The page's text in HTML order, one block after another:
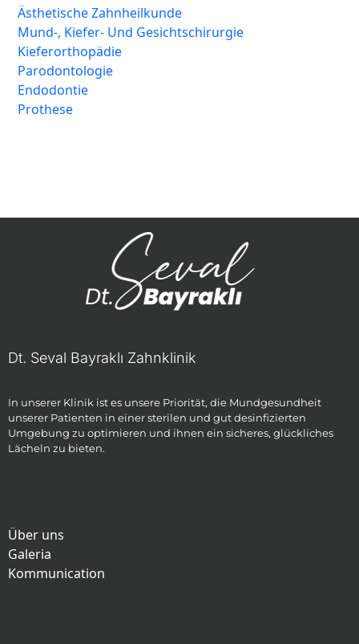
Ästhetische Zahnheilkunde
Mund-, Kiefer- Und Gesichtschirurgie
Kieferorthopädie
Parodontologie
Endodontie
Prothese
Dt. Seval Bayraklı Zahnklinik
In unserer Klinik ist es unsere Priorität, die Mundgesundheit
unserer Patienten in einer sterilen und gut desinfizierten
Umgebung zu optimieren und ihnen ein sicheres, glückliches
Lächeln zu bieten.
Über uns
Galeria
Kommunication